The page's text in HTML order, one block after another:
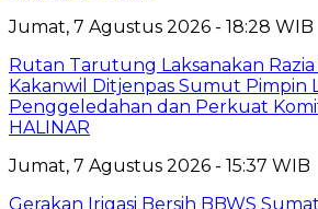
Jumat, 7 Agustus 2026 - 18:28 WIB
Rutan Tarutung Laksanakan
Kakanwil Ditjenpas Sumut Pimpin
Penggeledahan dan Perkuat
HALINAR
Jumat, 7 Agustus 2026 - 15:37 WIB
Gerakan Irigasi Bersih BBWS